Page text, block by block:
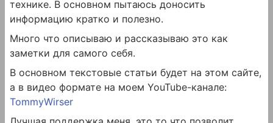
технике. В основном пытаюсь доносить
информацию кратко и полезно.
Много что описываю и рассказываю это как
заметки для самого себя.
В основном текстовые статьи будет на этом сайте,
а в видео формате на моем YouTube-канале:
TommyWirser